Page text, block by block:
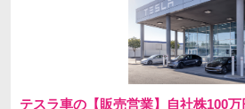
テスラ車の【販売営業】自社株100